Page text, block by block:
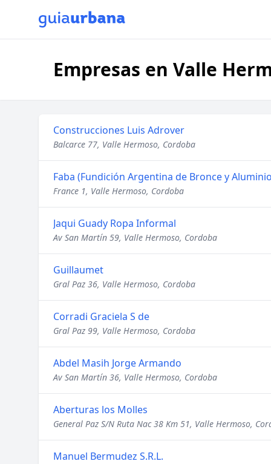
Empresas en Valle
Construcciones Luis Adrover
Balcarce 77, Valle Hermoso, Cordoba
Faba (Fundición Argentina de Bronce y
France 1, Valle Hermoso, Cordoba
Jaqui Guady Ropa Informal
Av San Martín 59, Valle Hermoso, Cordoba
Guillaumet
Gral Paz 36, Valle Hermoso, Cordoba
Corradi Graciela S de
Gral Paz 99, Valle Hermoso, Cordoba
Abdel Masih Jorge Armando
Av San Martín 36, Valle Hermoso, Cordoba
Aberturas los Molles
General Paz S/N Ruta Nac 38 Km 51, Valle Hermoso,
Manuel Bermudez S.R.L.